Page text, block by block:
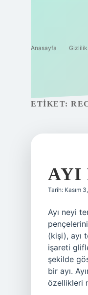
Anasayfa Gizlilik
ETIKET:
AYI
Tarih: Kasım
Ayı neyi
(kişi), ayı
işareti
şekilde
bir ayı.
özellikleri